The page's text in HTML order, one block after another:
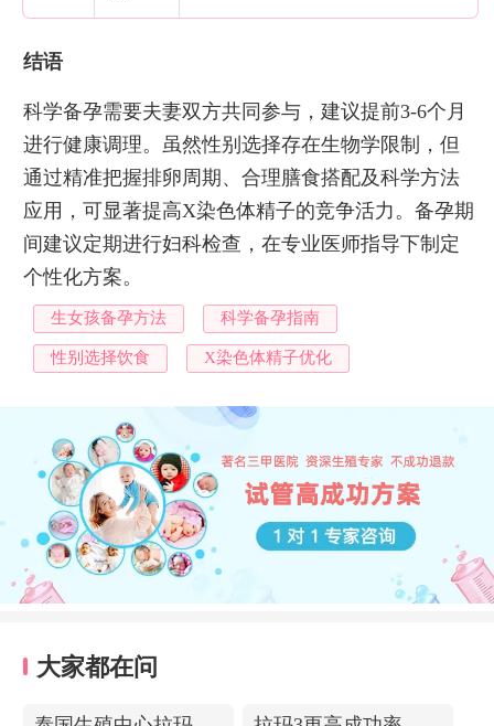
结语
科学备孕需要夫妻双方共同参与，建议提前3-6个月
进行健康调理。虽然性别选择存在生物学限制，但
通过精准把握排卵周期、合理膳食搭配及科学方法
应用，可显著提高X染色体精子的竞争活力。备孕期
间建议定期进行妇科检查，在专业医师指导下制定
个性化方案。
生女孩备孕方法 科学备孕指南
性别选择饮食 X染色体精子优化
大家都在问